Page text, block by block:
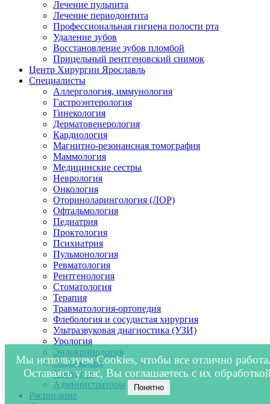
Мы используем Cookies, чтобы все отлично
Оставаясь у нас, Вы соглашаетесь с их
Понятно
Лечение пульпита
Лечение периодонтита
Профессиональная гигиена полости рта
Удаление зубов
Восстановление зубов пломбой
Прицельный рентгеновский снимок
Центр Хирургии Ярославль
Специалисты
Аллергология, иммунология
Гастроэнтерология
Гинекология
Дерматовенерология
Кардиология
Магнитно-резонансная томография
Маммология
Медицинские сестры
Неврология
Онкология
Оториноларингология (ЛОР)
Офтальмология
Педиатрия
Проктология
Психиатрия
Пульмонология
Ревматология
Рентгенология
Стоматология
Терапия
Травматология-ортопедия
Флебология и сосудистая хирургия
Ультразвуковая диагностика (УЗИ)
Урология
Эндокринология
Эндоскопия
Хирургия
Администраторы
Расписание